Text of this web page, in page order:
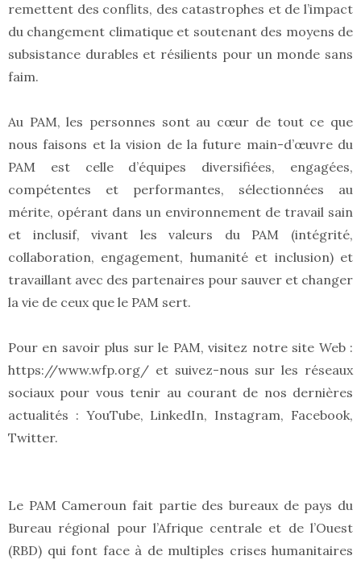
remettent des conflits, des catastrophes et de l’impact
du changement climatique et soutenant des moyens de
subsistance durables et résilients pour un monde sans
faim.
Au PAM, les personnes sont au cœur de tout ce que
nous faisons et la vision de la future main-d’œuvre du
PAM est celle d’équipes diversifiées, engagées,
compétentes et performantes, sélectionnées au
mérite, opérant dans un environnement de travail sain
et inclusif, vivant les valeurs du PAM (intégrité,
collaboration, engagement, humanité et inclusion) et
travaillant avec des partenaires pour sauver et changer
la vie de ceux que le PAM sert.
Pour en savoir plus sur le PAM, visitez notre site Web :
https://www.wfp.org/ et suivez-nous sur les réseaux
sociaux pour vous tenir au courant de nos dernières
actualités : YouTube, LinkedIn, Instagram, Facebook,
Twitter.
Le PAM Cameroun fait partie des bureaux de pays du
Bureau régional pour l’Afrique centrale et de l’Ouest
(RBD) qui font face à de multiples crises humanitaires